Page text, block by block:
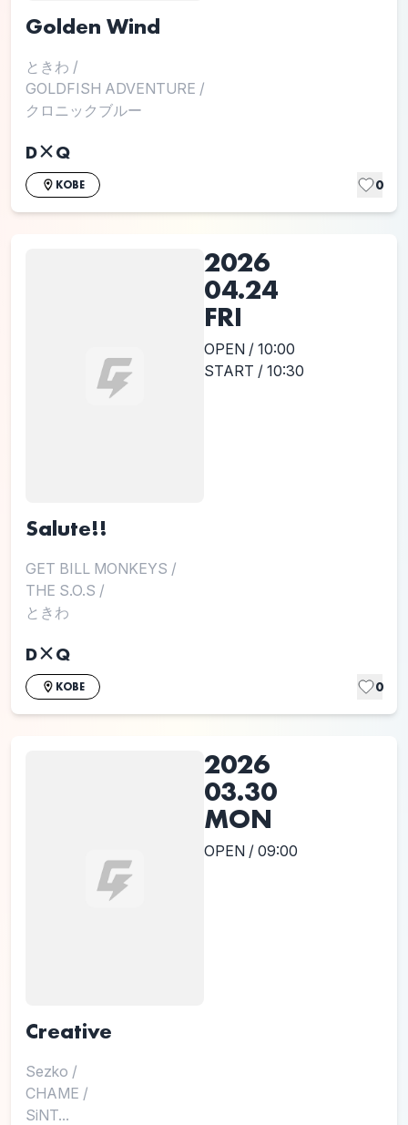
Golden Wind
ときわ /
GOLDFISH ADVENTURE /
クロニックブルー
D×Q
KOBE 0
2026
04.24
FRI
OPEN / 10:00
START / 10:30
Salute!!
GET BILL MONKEYS /
THE S.O.S /
ときわ
D×Q
KOBE 0
2026
03.30
MON
OPEN / 09:00
Creative
Sezko /
CHAME /
SiNT...